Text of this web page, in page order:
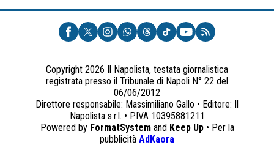
UNA
NUOVA
SCHEDA)
Copyright 2026 Il Napolista, testata giornalistica
registrata presso il Tribunale di Napoli N° 22 del
06/06/2012
Direttore responsabile: Massimiliano Gallo • Editore: Il
Napolista s.r.l. • P.IVA 10395881211
Powered by FormatSystemand Keep Up• Per la
pubblicità AdKaora